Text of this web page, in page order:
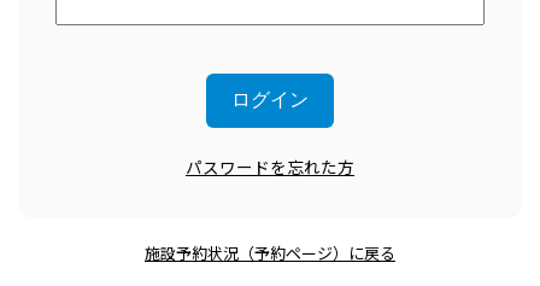
パスワードを忘れた方
施設予約状況（予約ページ）に戻る